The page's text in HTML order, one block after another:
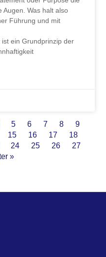
Augen. Was halt also
Führung und mit
ein Grundprinzip der
5 6 7 8
9
15 16 17
18
24 25 26
27
»